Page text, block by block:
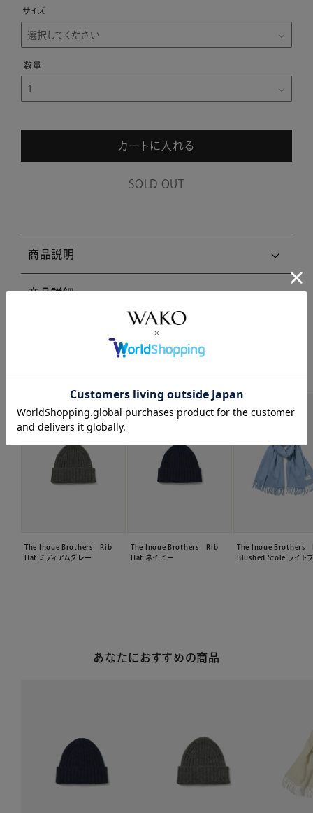
サイズ
カートに入れる
SOLD OUT
商品説明
商品詳細
注意事項・キャンセル・返品
The Inoue Brothers Rib
Hat ミディアムグレー
The Inoue Brothers Rib
Hat ネイビー
The Inoue Brothers
Blushed Stole ライト
あなたにおすすめの商品